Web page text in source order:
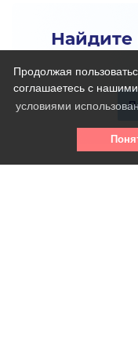
Продолжая
соглашаетесь с нашими
условиями
Найдите